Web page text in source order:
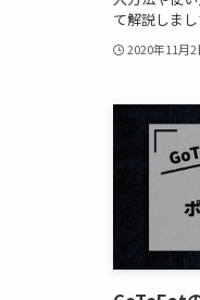
て解説しまし
2020年11月2